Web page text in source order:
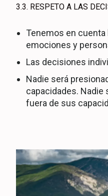
3.3. RESPETO A LAS
Tenemos en
emociones y
Las decisiones
Nadie será
capacidades. Nadie
fuera de sus